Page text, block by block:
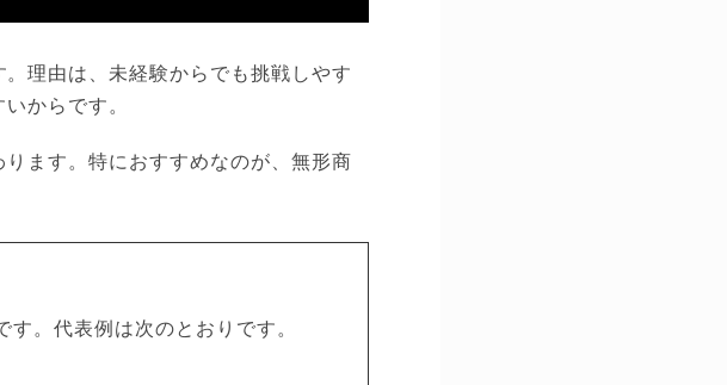
。理由は、未経験からでも挑戦しやす
からです。
ます。特におすすめなのが、無形商
。代表例は次のとおりです。